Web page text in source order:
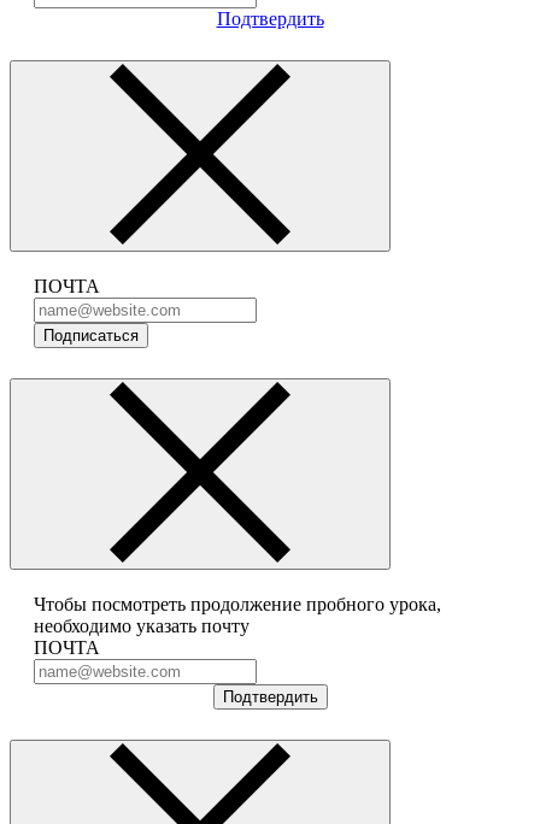
Подтвердить
ПОЧТА
Подписаться
Чтобы посмотреть продолжение пробного урока,
необходимо указать почту
ПОЧТА
Подтвердить